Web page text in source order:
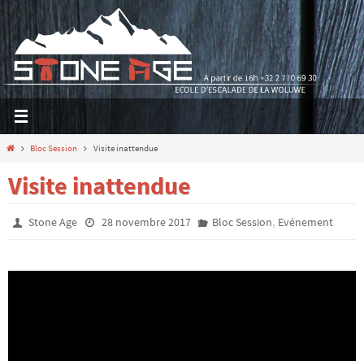
Passer
vers
le
contenu
HomeBloc Session Visite inattendue
Visite inattendue
Stone Age 28 novembre 2017 Bloc Session, Evénement